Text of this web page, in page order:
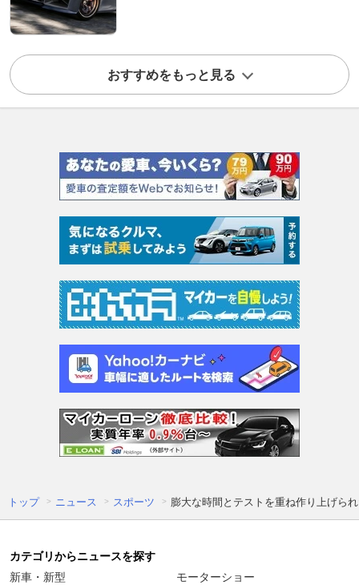
おすすめをもっと見る
トップ ニュース スポーツ 膨大な時間とテストを重ね作り上げら
カテゴリからニュースを探す
新車・新型
モーターショー